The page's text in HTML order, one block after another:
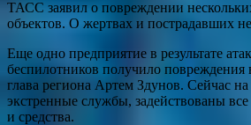
ТАСС заявил о повреждении
объектов. О жертвах и пострадавших
Еще одно предприятие в результате
беспилотников получило
глава региона Артем Здунов. Сейчас
экстренные службы, задействованы
и средства.